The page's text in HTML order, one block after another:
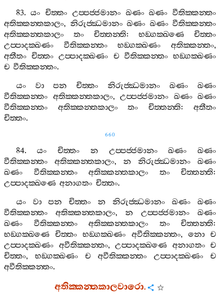
83.යං චිත‍්තං උප‍්පජ‍්ජමානං ඛණං ඛණං වීතික‍්කන‍්තං
අතික‍්කන‍්තකාලං, නිරුජ‍්ඣමානං ඛණං ඛණං වීතික‍්කන‍්තං
අතික‍්කන‍්තකාලං
තං චිත‍්තන‍්ති:භඞ‍්ගක‍්ඛණෙ
චිත‍්තං
උප‍්පාදක‍්ඛණං
වීතික‍්කන‍්තං භඞ‍්ගක‍්ඛණං අතික‍්කන‍්තං,
අතීතං චිත‍්තං උප‍්පාදක‍්ඛණං ච වීතික‍්කන‍්තං භඞ‍්ගක‍්ඛණං
ච වීතික‍්කන‍්තං.
යං
වා පන චිත‍්තං නිරුජ‍්ඣමානං ඛණං
ඛණං
වීතික‍්කන‍්තං අතික‍්කන‍්තකාලං, උප‍්පජ‍්ජමානං ඛණං ඛණං
වීතික‍්කන‍්තං
අතික‍්කන‍්තකාලං තං චිත‍්තන‍්ති: අතීතං
චිත‍්තං.
660
84.යං චිත‍්තං න උප‍්පජ‍්ජමානං ඛණං
ඛණං
වීතික‍්කන‍්තං
අතික‍්කන‍්තකාලං, න නිරුජ‍්ඣමානං
ඛණං
ඛණං
වීතික‍්කන‍්තං අතික‍්කන‍්තකාලං තං චිත‍්තන‍්ති:
උප‍්පාදක‍්ඛණෙ අනාගතං චිත‍්තං.
යං
වා පන චිත‍්තං න නිරුජ‍්ඣමානං ඛණං
ඛණං
වීතික‍්කන‍්තං
අතික‍්කන‍්තකාලං, න උප‍්පජ‍්ජමානං
ඛණං
ඛණං
වීතික‍්කන‍්තං අතික‍්කන‍්තකාලං තං චිත‍්තන‍්ති:
භඞ‍්ගක‍්ඛණෙ
චිත‍්තං භඞ‍්ගක‍්ඛණං අවීතික‍්කන‍්තං, නො ච
උප‍්පාදක‍්ඛණං අවීතික‍්කන‍්තං, උප‍්පාදක‍්ඛණෙ අනාගතං ච
චිත‍්තං, භඞ‍්ගක‍්ඛණං ච අවීතික‍්කන‍්තං උප‍්පාදක‍්ඛණං
ච
අවීතික‍්කන‍්තං.
අතික‍්කන‍්තකාලවාරො.